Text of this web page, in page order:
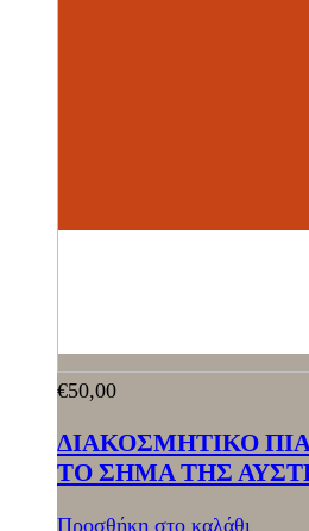
€50,00
ΔΙΑΚΟΣΜΗΤΙΚΟ
ΤΟ ΣΗΜΑ ΤΗΣ
Προσθήκη στο καλάθι